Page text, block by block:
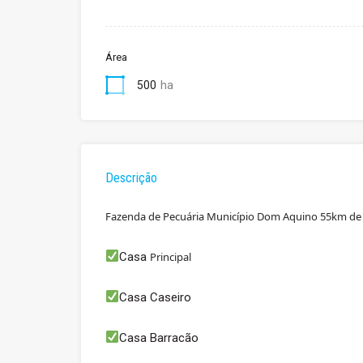
Área
500 ha
Descrição
Fazenda de Pecuária Município Dom Aquino 55km de
Casa Principal
Casa Caseiro
Casa Barracão